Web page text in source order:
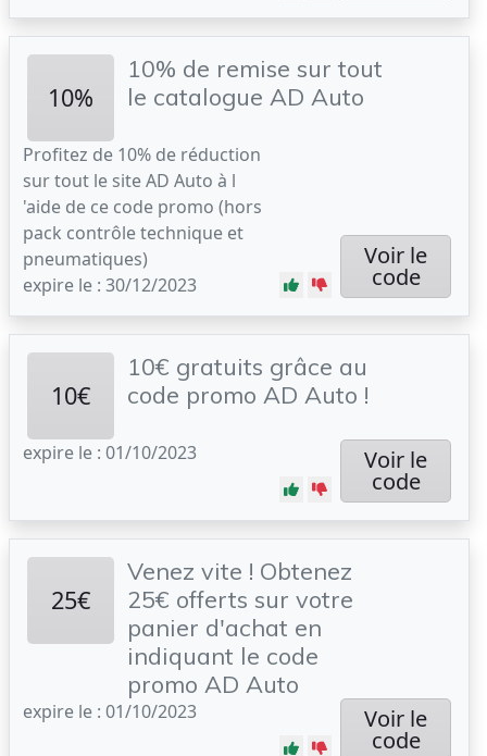
10%
10% de remise sur tout
le catalogue AD Auto
Profitez de 10% de réduction
sur tout le site AD Auto à l
'aide de ce code promo (hors
pack contrôle technique et
pneumatiques)
expire le : 30/12/2023
Voir le
code
10€
10€ gratuits grâce au
code promo AD Auto !
expire le : 01/10/2023 Voir le
code
25€
Venez vite ! Obtenez
25€ offerts sur votre
panier d'achat en
indiquant le code
promo AD Auto
expire le : 01/10/2023 Voir le
code